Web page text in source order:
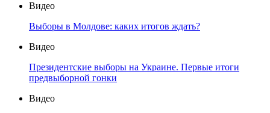
Видео
Выборы в Молдове: каких итогов ждать?
Видео
Президентские выборы на Украине. Первые итоги
предвыборной гонки
Видео